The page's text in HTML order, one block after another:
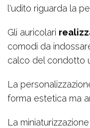
l'udito riguarda la
Gli auricolari
comodi da
calco del condotto
La
forma estetica ma
La